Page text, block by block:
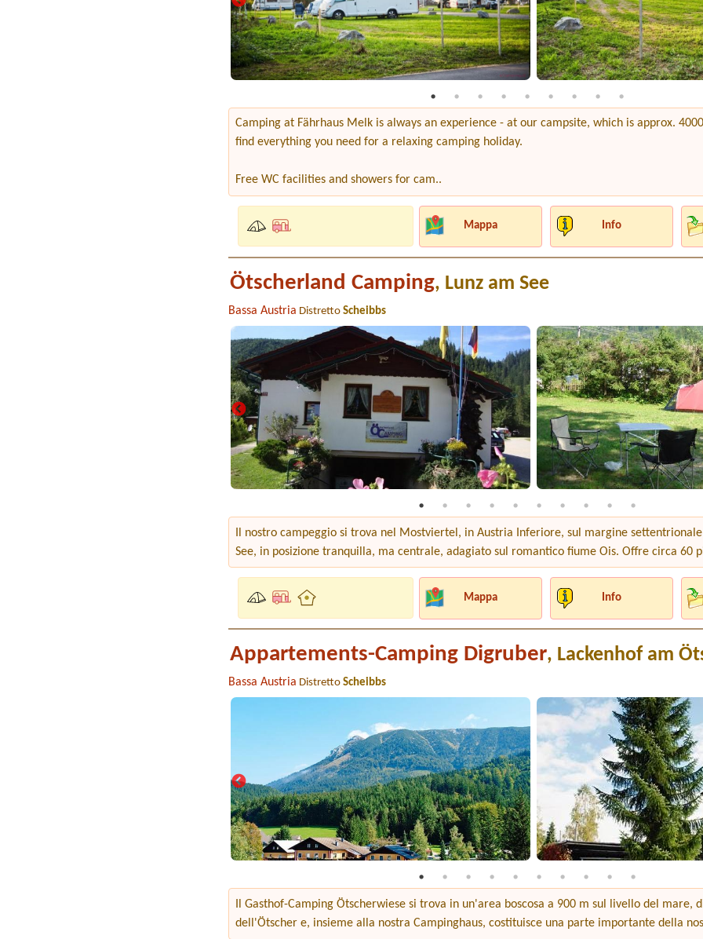
Camping at Fährhaus Melk is always an experience - at our campsite, which is approx.
find everything you need for a relaxing camping holiday.
Free WC facilities and showers for cam..
Mappa Info
Ötscherland Camping, Lunz am See
Bassa Austria Distretto Scheibbs
Il nostro campeggio si trova nel Mostviertel, in Austria Inferiore, sul margine
See, in posizione tranquilla, ma centrale, adagiato sul romantico fiume Ois. Offre circa 60
Mappa Info
Appartements-Camping Digruber, Lackenhof am
Bassa Austria Distretto Scheibbs
Il Gasthof-Camping Ötscherwiese si trova in un'area boscosa a 900 m sul livello del mare,
dell'Ötscher e, insieme alla nostra Campinghaus, costituisce una parte importante della